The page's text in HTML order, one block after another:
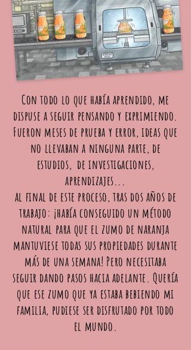
Con todo lo que había aprendido, me
dispuse a seguir pensando y exprimiendo.
Fueron meses de prueba y error, ideas que
no llevaban a ninguna parte, de
estudios, de investigaciones,
aprendizajes...
al final de este proceso, tras dos años de
trabajo: ¡había conseguido un método
natural para que el zumo de naranja
mantuviese todas sus propiedades durante
más de una semana! Pero necesitaba
seguir dando pasos hacia adelante. Quería
que ese zumo que ya estaba bebiendo mi
familia, pudiese ser disfrutado por todo
el mundo.